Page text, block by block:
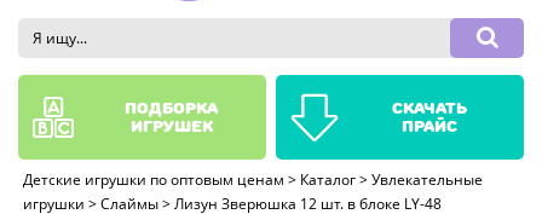
Детские игрушки по оптовым ценам > Каталог > Увлекательные
игрушки > Слаймы > Лизун Зверюшка 12 шт. в блоке LY-48
подборка
игрушек
скачать
прайс